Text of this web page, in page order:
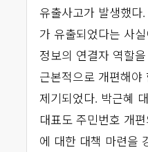
유출사고가 발생했
가 유출되었다는 사
정보의 연결자 역할
근본적으로 개편해야
제기되었다. 박근혜
대표도 주민번호 개
에 대한 대책 마련을